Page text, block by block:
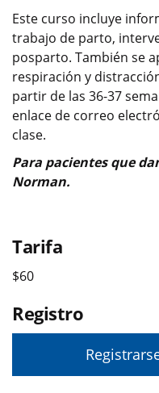
Este curso incluye
trabajo de parto,
posparto. También se
respiración y
partir de las 36-37
enlace de correo
clase.
Para pacientes que
Norman.
Tarifa
$60
Registro